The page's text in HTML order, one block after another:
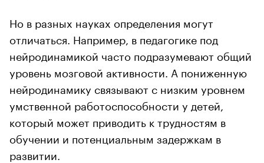
Но в разных науках определения могут
отличаться. Например, в педагогике под
нейродинамикой часто подразумевают общий
уровень мозговой активности. А пониженную
нейродинамику связывают с низким уровнем
умственной работоспособности у детей,
который может приводить к трудностям в
обучении и потенциальным задержкам в
развитии.